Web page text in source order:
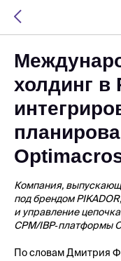
холдинг в
Компания,
под брендом
и управление
CPM/IBP‑платформы
По словам Дмитрия